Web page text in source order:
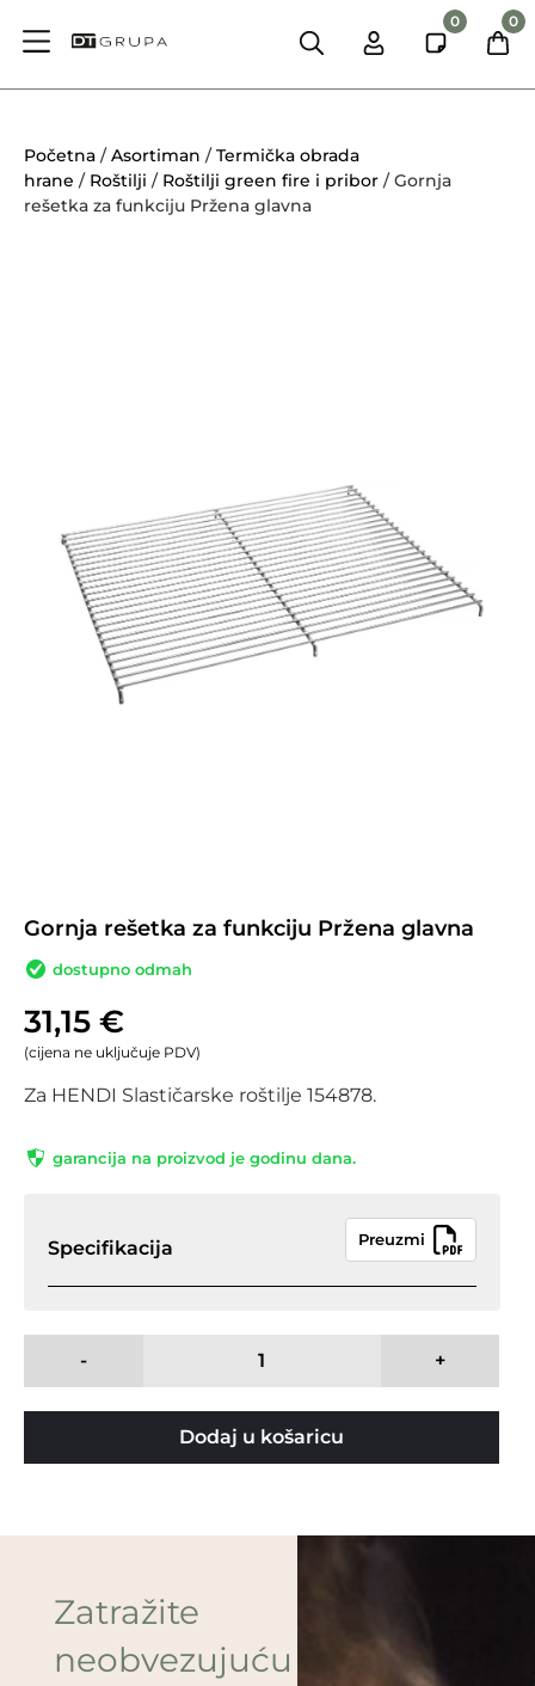
0 0
Početna /Asortiman /Termička obrada
hrane / Roštilji / Roštilji green fire i pribor / Gornja
rešetka za funkciju Pržena glavna
Gornja rešetka za funkciju Pržena glavna
dostupno odmah
31,15 €
(cijena ne uključuje PDV)
Za HENDI Slastičarske roštilje 154878.
garancija na proizvod je godinu dana.
Specifikacija Preuzmi
- +
Dodaj u košaricu
Zatražite
neobvezujuću